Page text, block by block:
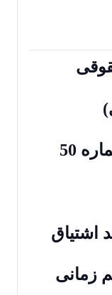
50
اشتیاق
زمانی